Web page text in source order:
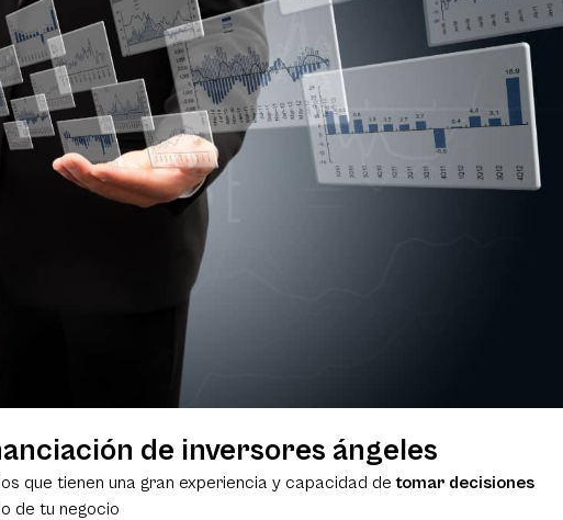
de inversores ángeles
que tienen una gran experiencia y capacidad detomar decisiones
de tu negocio